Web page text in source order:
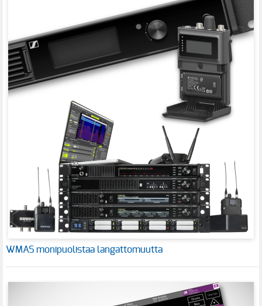
WMAS monipuolistaa langattomuutta